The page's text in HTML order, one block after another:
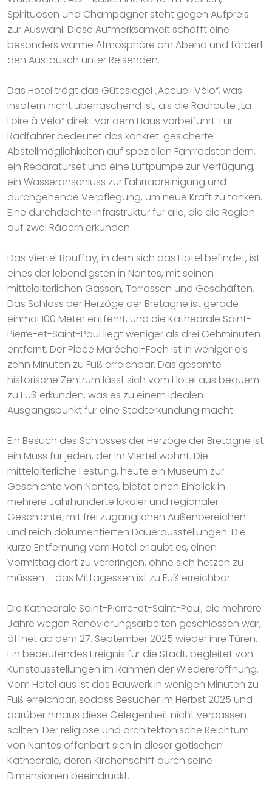
Spirituosen und Champagner steht gegen Aufpreis
zur Auswahl. Diese Aufmerksamkeit schafft eine
besonders warme Atmosphäre am Abend und fördert
den Austausch unter Reisenden.
Das Hotel trägt das Gütesiegel „Accueil Vélo“, was
insofern nicht überraschend ist, als die Radroute „La
Loire à Vélo“ direkt vor dem Haus vorbeiführt. Für
Radfahrer bedeutet das konkret: gesicherte
Abstellmöglichkeiten auf speziellen Fahrradständern,
ein Reparaturset und eine Luftpumpe zur Verfügung,
ein Wasseranschluss zur Fahrradreinigung und
durchgehende Verpflegung, um neue Kraft zu tanken.
Eine durchdachte Infrastruktur für alle, die die Region
auf zwei Rädern erkunden.
Das Viertel Bouffay, in dem sich das Hotel befindet, ist
eines der lebendigsten in Nantes, mit seinen
mittelalterlichen Gassen, Terrassen und Geschäften.
Das Schloss der Herzöge der Bretagne ist gerade
einmal 100 Meter entfernt, und die Kathedrale Saint-
Pierre-et-Saint-Paul liegt weniger als drei Gehminuten
entfernt. Der Place Maréchal-Foch ist in weniger als
zehn Minuten zu Fuß erreichbar. Das gesamte
historische Zentrum lässt sich vom Hotel aus bequem
zu Fuß erkunden, was es zu einem idealen
Ausgangspunkt für eine Stadterkundung macht.
Ein Besuch des Schlosses der Herzöge der Bretagne ist
ein Muss für jeden, der im Viertel wohnt. Die
mittelalterliche Festung, heute ein Museum zur
Geschichte von Nantes, bietet einen Einblick in
mehrere Jahrhunderte lokaler und regionaler
Geschichte, mit frei zugänglichen Außenbereichen
und reich dokumentierten Dauerausstellungen. Die
kurze Entfernung vom Hotel erlaubt es, einen
Vormittag dort zu verbringen, ohne sich hetzen zu
müssen – das Mittagessen ist zu Fuß erreichbar.
Die Kathedrale Saint-Pierre-et-Saint-Paul, die mehrere
Jahre wegen Renovierungsarbeiten geschlossen war,
öffnet ab dem 27. September 2025 wieder ihre Türen.
Ein bedeutendes Ereignis für die Stadt, begleitet von
Kunstausstellungen im Rahmen der Wiedereröffnung.
Vom Hotel aus ist das Bauwerk in wenigen Minuten zu
Fuß erreichbar, sodass Besucher im Herbst 2025 und
darüber hinaus diese Gelegenheit nicht verpassen
sollten. Der religiöse und architektonische Reichtum
von Nantes offenbart sich in dieser gotischen
Kathedrale, deren Kirchenschiff durch seine
Dimensionen beeindruckt.